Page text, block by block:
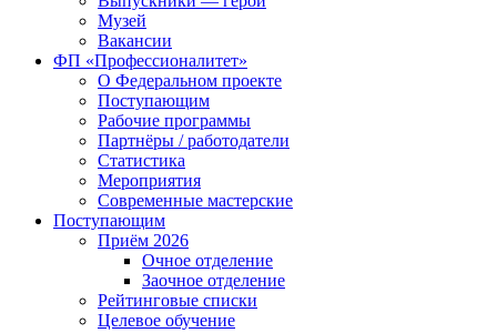
Музей
Вакансии
ФП «Профессионалитет»
О Федеральном проекте
Поступающим
Рабочие программы
Партнёры / работодатели
Статистика
Мероприятия
Современные мастерские
Поступающим
Приём 2026
Очное отделение
Заочное отделение
Рейтинговые списки
Целевое обучение